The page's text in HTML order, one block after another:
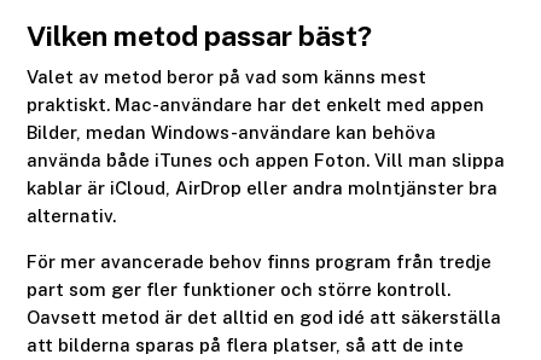
Vilken metod passar bäst?
Valet av metod beror på vad som känns mest
praktiskt. Mac-användare har det enkelt med appen
Bilder, medan Windows-användare kan behöva
använda både iTunes och appen Foton. Vill man slippa
kablar är iCloud, AirDrop eller andra molntjänster bra
alternativ.
För mer avancerade behov finns program från tredje
part som ger fler funktioner och större kontroll.
Oavsett metod är det alltid en god idé att säkerställa
att bilderna sparas på flera platser, så att de inte